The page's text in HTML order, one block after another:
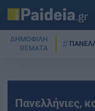
ΔΗΜΟΦΙΛΗ
ΘΕΜΑΤΑ
Πανελλήνιες,